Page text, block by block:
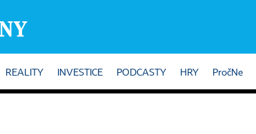
REALITY INVESTICE PODCASTY HRY PročNe